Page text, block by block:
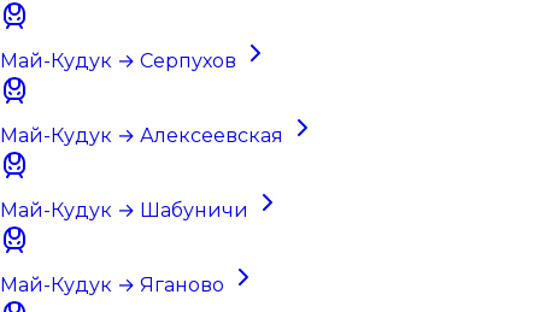
Май-Кудук → Серпухов
Май-Кудук → Алексеевская
Май-Кудук → Шабуничи
Май-Кудук → Яганово